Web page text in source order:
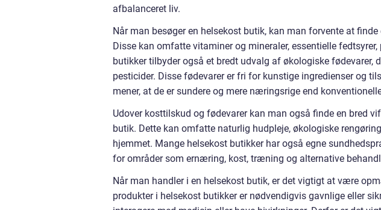
afbalanceret liv.
Når man besøger en helsekost butik, kan man forvente at
Disse kan omfatte vitaminer og mineraler, essentielle
butikker tilbyder også et bredt udvalg af økologiske fødevarer,
pesticider. Disse fødevarer er fri for kunstige ingredienser og
mener, at de er sundere og mere næringsrige end
Udover kosttilskud og fødevarer kan man også finde en bred
butik. Dette kan omfatte naturlig hudpleje, økologiske
hjemmet. Mange helsekost butikker har også egne
for områder som ernæring, kost, træning og alternative
Når man handler i en helsekost butik, er det vigtigt at være
produkter i helsekost butikker er nødvendigvis gavnlige eller